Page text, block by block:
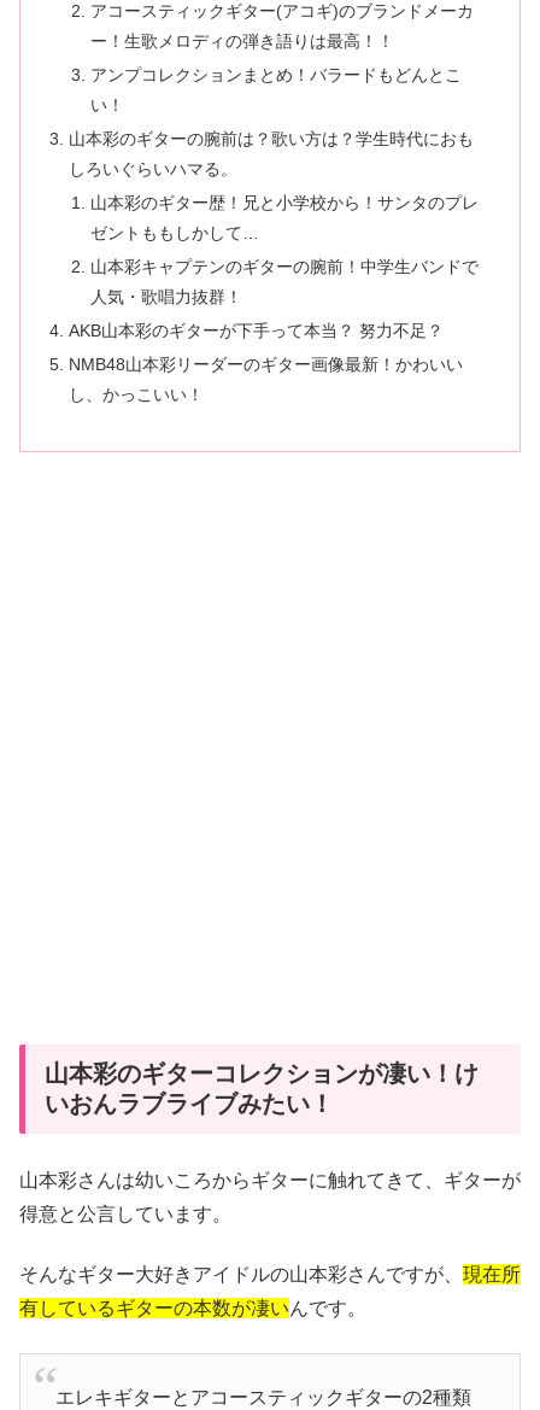
アコースティックギター(アコギ)のブランドメーカ
ー！生歌メロディの弾き語りは最高！！
アンプコレクションまとめ！バラードもどんとこ
い！
山本彩のギターの腕前は？歌い方は？学生時代におも
しろいぐらいハマる。
山本彩のギター歴！兄と小学校から！サンタのプレ
ゼントももしかして…
山本彩キャプテンのギターの腕前！中学生バンドで
人気・歌唱力抜群！
AKB山本彩のギターが下手って本当？ 努力不足？
NMB48山本彩リーダーのギター画像最新！かわいい
し、かっこいい！
山本彩のギターコレクションが凄い！け
いおんラブライブみたい！
山本彩さんは幼いころからギターに触れてきて、ギターが
得意と公言しています。
そんなギター大好きアイドルの山本彩さんですが、 現在所
有しているギターの本数が凄いんです。
エレキギターとアコースティックギターの2種類